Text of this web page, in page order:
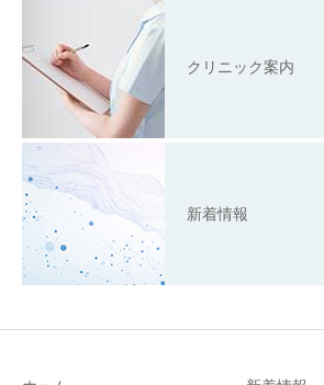
クリニック案内
新着情報